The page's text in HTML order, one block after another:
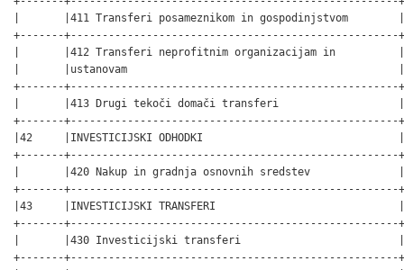
|       |411 Transferi posameznikom in gospodinjstvom
+-------+----------------------------------------------------
|       |412 Transferi neprofitnim organizacijam in
|       |ustanovam
+-------+----------------------------------------------------
|       |413 Drugi tekoči domači transferi
+-------+----------------------------------------------------
|42     |INVESTICIJSKI ODHODKI
+-------+----------------------------------------------------
|       |420 Nakup in gradnja osnovnih sredstev
+-------+----------------------------------------------------
|43     |INVESTICIJSKI TRANSFERI
+-------+----------------------------------------------------
|       |430 Investicijski transferi
+-------+----------------------------------------------------